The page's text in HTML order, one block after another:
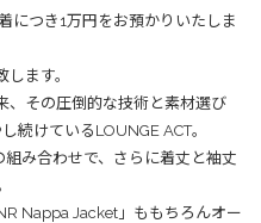
につき1万円をお預かりいたしま
ます。
、その圧倒的な技術と素材選び
続けているLOUNGE ACT。
み合わせで、さらに着丈と袖丈
Nappa Jacket」ももちろんオー